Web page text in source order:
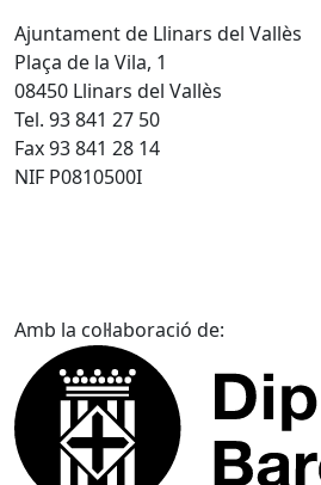
Ajuntament de Llinars del Vallès
Plaça de la Vila, 1
08450 Llinars del Vallès
Tel. 93 841 27 50
Fax 93 841 28 14
NIF P0810500I
Amb la col·laboració de: